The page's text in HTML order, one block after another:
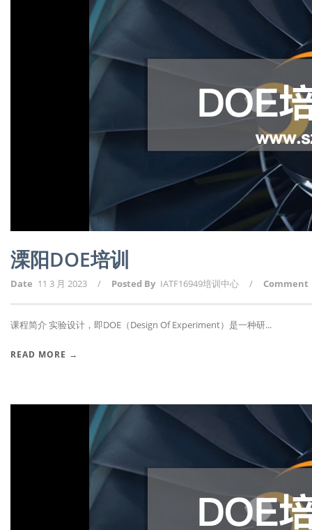
溧阳DOE培训
Date 11 3 月 2023 / Posted By IATF16949培训中心 / Comment
课程简介 实验设计，即DOE（Design Of Experiment）是一种研...
READ MORE →